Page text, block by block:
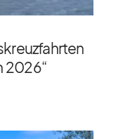
2026“